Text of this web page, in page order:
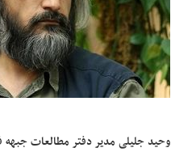
وحید جلیلی مدیر دفتر مطالعات جبهه